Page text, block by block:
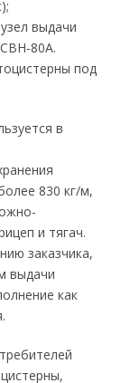
выдачи
80А.
под
в
830 кг/м,
и тягач.
заказчика,
выдачи
как